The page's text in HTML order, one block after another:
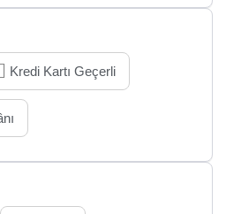
Kredi Kartı Geçerli